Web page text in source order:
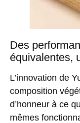
Des
équivalentes,
L’innovation de
composition
d’honneur à ce
mêmes